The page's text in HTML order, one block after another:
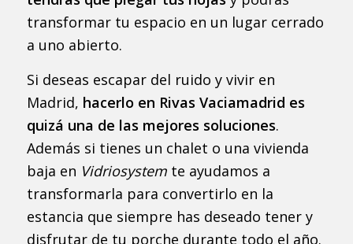
transformar tu espacio en un lugar cerrado
a uno abierto.
Si deseas escapar del ruido y vivir en
Madrid, hacerlo en Rivas Vaciamadrid es
quizá una de las mejores soluciones.
Además si tienes un chalet o una vivienda
baja en Vidriosystemte ayudamos a
transformarla para convertirlo en la
estancia que siempre has deseado tener y
disfrutar de tu porche durante todo el año.